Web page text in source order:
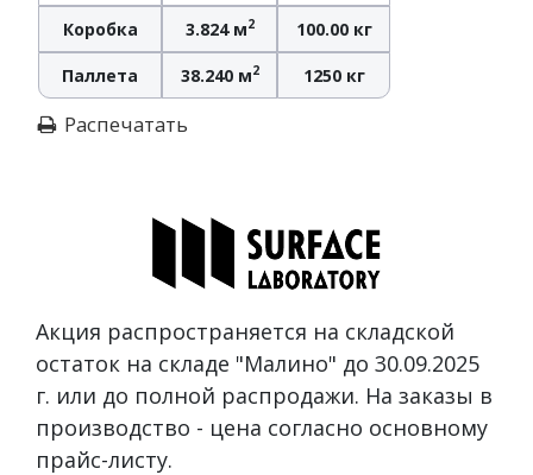
Коробка 3.824 м2 100.00 кг
Паллета 38.240 м2 1250 кг
Распечатать
Акция распространяется на складской
остаток на складе "Малино" до 30.09.2025
г. или до полной распродажи. На заказы в
производство - цена согласно основному
прайс-листу.